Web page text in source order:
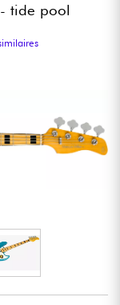
tide pool